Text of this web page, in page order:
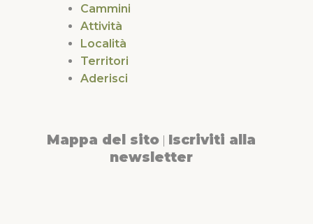
Cammini
Attività
Località
Territori
Aderisci
Mappa del sito Iscriviti alla
newsletter